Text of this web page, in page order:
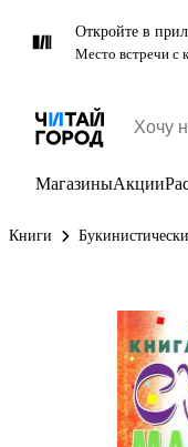
Откройте в
Место встречи с
МагазиныАкции
Книги